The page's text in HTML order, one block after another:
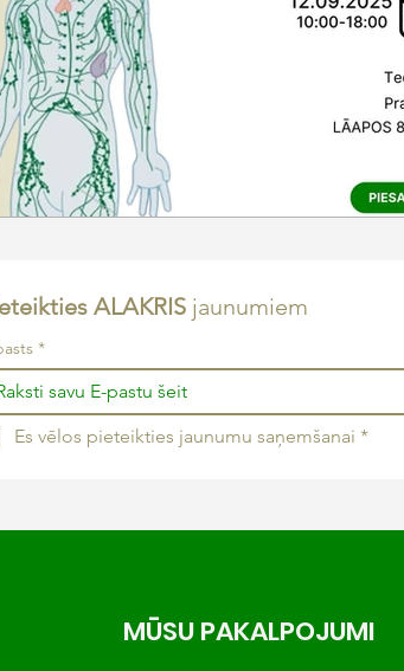
ALAKRIS jaunumiem
*
Es vēlos pieteikties jaunumu saņemšanai *
MŪSU PAKALPOJUMI